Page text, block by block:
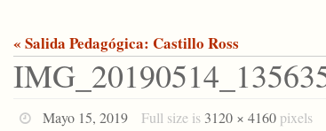
« Salida Pedagógica: Castillo Ross
Mayo 15, 2019 Full size is 3120 × 4160pixels